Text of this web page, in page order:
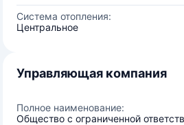
Система отопления:
Центральное
Управляющая компания
Полное наименование:
Общество с ограниченной